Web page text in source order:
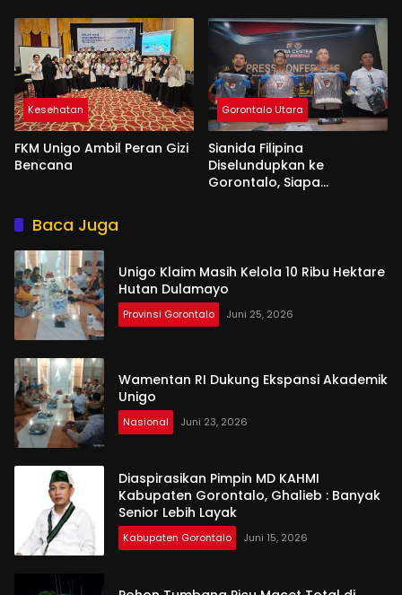
Kesehatan
FKM Unigo Ambil Peran Gizi
Bencana
Gorontalo Utara
Sianida Filipina
Diselundupkan ke
Gorontalo, Siapa
Baca Juga
Unigo Klaim Masih Kelola 10 Ribu Hektare
Hutan Dulamayo
Provinsi Gorontalo Juni 25, 2026
Wamentan RI Dukung Ekspansi Akademik
Unigo
Nasional Juni 23, 2026
Diaspirasikan Pimpin MD KAHMI
Kabupaten Gorontalo, Ghalieb : Banyak
Senior Lebih Layak
Kabupaten Gorontalo Juni 15, 2026